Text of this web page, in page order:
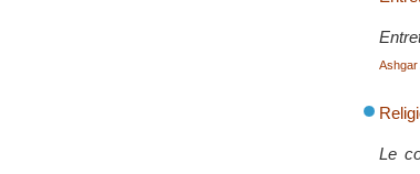
Ashgar
Le